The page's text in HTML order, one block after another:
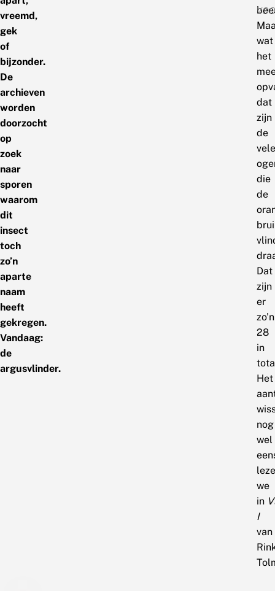
vreemd,
gek
of
bijzonder.
De
archieven
worden
doorzocht
op
zoek
naar
sporen
waarom
dit
insect
toch
zo’n
aparte
naam
heeft
gekregen.
Vandaag:
de
argusvlinder.
wat
het
dat
zijn
de
vele
die
de
Dat
zijn
er
zo’n
28
in
Het
nog
wel
we
in
I
van